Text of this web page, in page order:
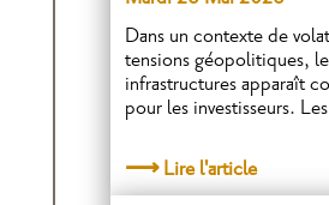
Dans un contexte de
tensions géopolitiques,
infrastructures apparaît
pour les investisseurs.
Lire l'article